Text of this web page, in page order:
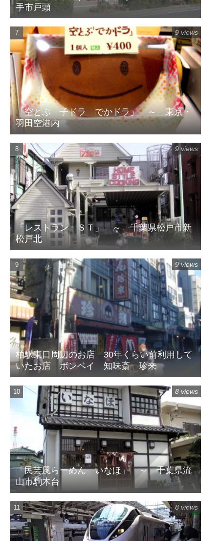
手市戸頭
「空とぶ 子ドラ でかドラ」 ～ 東京・
羽田空港内
9 views
「レストラン ＳＴ」 ～ 千葉県松戸市新
松戸北
9 views
柏駅東口周辺のお店 30年くらい前利用して
いたお店 ボンベイ 知味斎 珍来
9 views
「民芸風らーめん いなほ」 ～ 千葉県流
山市駒木台
8 views
8 views